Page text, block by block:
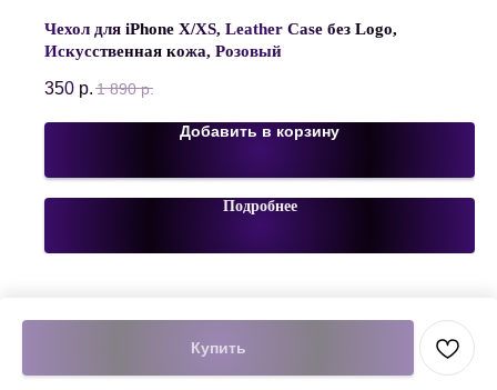
Купить
Чехол для iPhone X/XS, Leather Case без Logo,
Искусственная кожа, Розовый
350 р. 1 890 р.
Добавить в корзину
Подробнее
Made on